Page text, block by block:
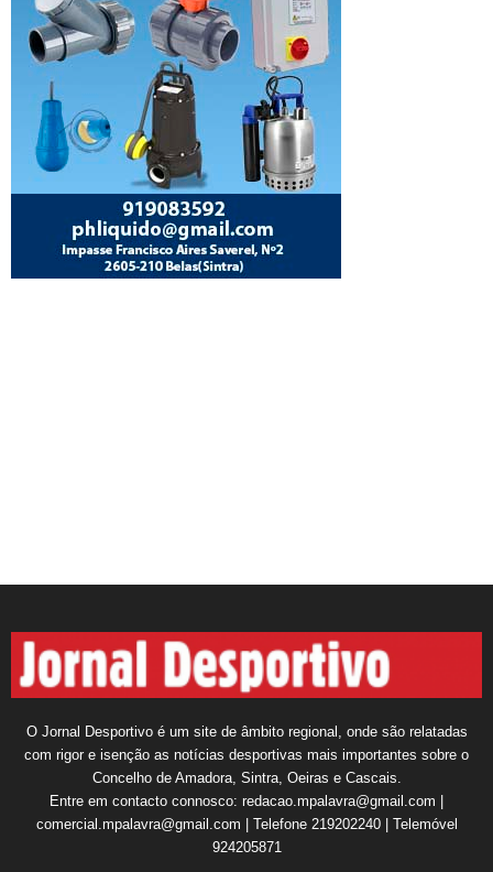
O Jornal Desportivo é um site de âmbito regional, onde são relatadas
com rigor e isenção as notícias desportivas mais importantes sobre o
Concelho de Amadora, Sintra, Oeiras e Cascais.
Entre em contacto connosco: redacao.mpalavra@gmail.com |
comercial.mpalavra@gmail.com | Telefone 219202240 | Telemóvel
924205871